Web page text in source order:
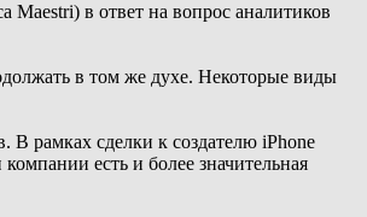
в ответ на вопрос аналитиков
в том же духе. Некоторые виды
рамках сделки к создателю iPhone
есть и более значительная